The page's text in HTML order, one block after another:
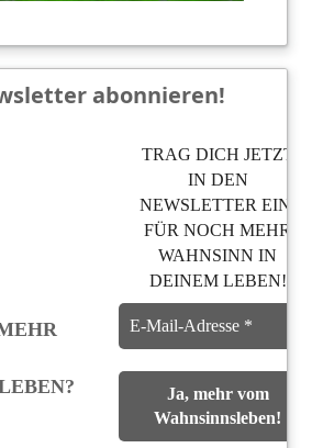
abonnieren!
TRAG DICH JETZT
IN DEN
NEWSLETTER EIN,
FÜR NOCH MEHR
WAHNSINN IN
DEINEM LEBEN!